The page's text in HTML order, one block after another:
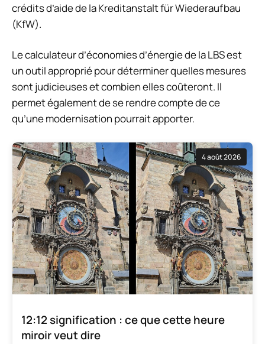
crédits d’aide de la Kreditanstalt für Wiederaufbau
(KfW).
Le calculateur d’économies d’énergie de la LBS est
un outil approprié pour déterminer quelles mesures
sont judicieuses et combien elles coûteront. Il
permet également de se rendre compte de ce
qu’une modernisation pourrait apporter.
4 août 2026
12:12 signification : ce que cette heure
miroir veut dire